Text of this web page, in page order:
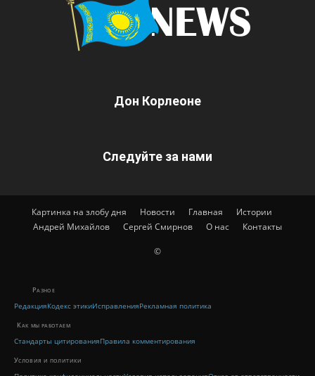
Дон Корлеоне
Следуйте за нами
Картинка на злобу дня Новости Главная
Истории
Андрей Михайлов
Сергей Смирнов О нас Контакты
©
Разное
РедакцияКодекс этикиИсправленияРекламная политика
Как мы работаем
Стандарты цитированияПравила комментирования
Условия и политики